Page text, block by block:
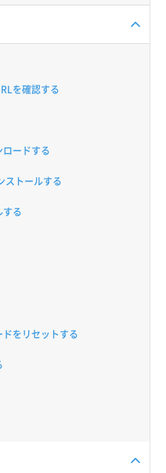
を確認する
ードする
トールする
る
をリセットする